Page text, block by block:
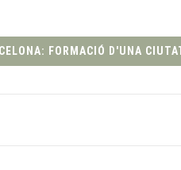
FORMACIÓ D'UNA